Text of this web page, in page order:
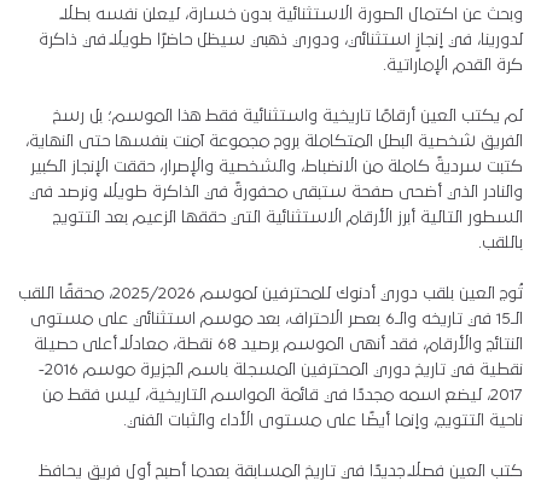
وبحث عن اكتمال الصورة الاستثنائية بدون خسارة، ليعلن نفسه بطلًا
لدورينا، في إنجازٍ استثنائي، ودوري ذهبي سيظل حاضرًا طويلًا في ذاكرة
كرة القدم الإماراتية.
لم يكتب العين أرقامًا تاريخية واستثنائية فقط هذا الموسم؛ بل رسخ
الفريق شخصية البطل المتكاملة بروح مجموعة آمنت بنفسها حتى النهاية،
كتبت سرديةً كاملة من الانضباط، والشخصية والإصرار، حققت الإنجاز الكبير
والنادر الذي أضحى صفحة ستبقى محفورةً في الذاكرة طويلًا، ونرصد في
السطور التالية أبرز الأرقام الاستثنائية التي حققها الزعيم بعد التتويج
باللقب.
تُوج العين بلقب دوري أدنوك للمحترفين لموسم 2025/2026، محققًا اللقب
الـ15 في تاريخه والـ6 بعصر الاحتراف، بعد موسم استثنائي على مستوى
النتائج والأرقام، فقد أنهى الموسم برصيد 68 نقطة، معادلًا أعلى حصيلة
نقطية في تاريخ دوري المحترفين المسجلة باسم الجزيرة موسم 2016-
2017، ليضع اسمه مجددًا في قائمة المواسم التاريخية، ليس فقط من
ناحية التتويج، وإنما أيضًا على مستوى الأداء والثبات الفني.
كتب العين فصلًا جديدًا في تاريخ المسابقة بعدما أصبح أول فريق يحافظ